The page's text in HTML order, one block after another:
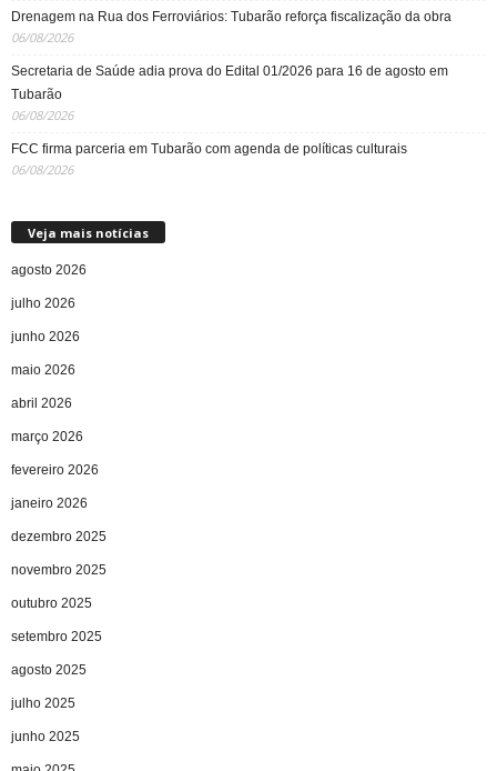
Drenagem na Rua dos Ferroviários: Tubarão reforça fiscalização da obra
06/08/2026
Secretaria de Saúde adia prova do Edital 01/2026 para 16 de agosto em
Tubarão
06/08/2026
FCC firma parceria em Tubarão com agenda de políticas culturais
06/08/2026
Veja mais notícias
agosto 2026
julho 2026
junho 2026
maio 2026
abril 2026
março 2026
fevereiro 2026
janeiro 2026
dezembro 2025
novembro 2025
outubro 2025
setembro 2025
agosto 2025
julho 2025
junho 2025